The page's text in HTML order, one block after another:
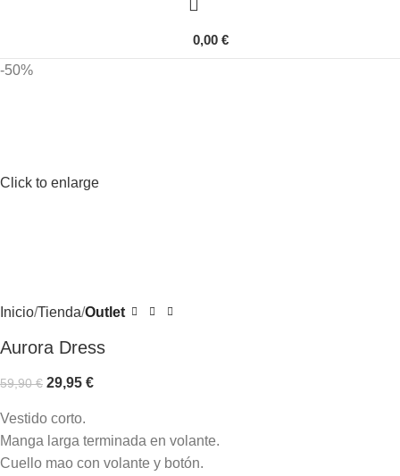
0,00 €
-50%
Click to enlarge
Inicio Tienda Outlet
Aurora Dress
59,90€ 29,95 €
Vestido corto.
Manga larga terminada en volante.
Cuello mao con volante y botón.